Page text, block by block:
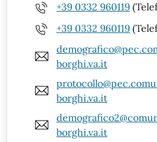
+39 0332 960119
+39 0332 960119
borghi.va.it
borghi.va.it
borghi.va.it